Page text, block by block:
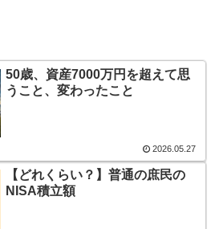
50歳、資産7000万円を超えて思
うこと、変わったこと
2026.05.27
【どれくらい？】普通の庶民の
NISA積立額